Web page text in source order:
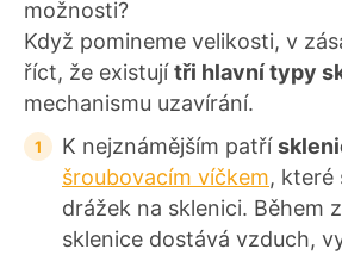
možnosti?
Když pomineme velikosti, v
říct, že existujítři hlavní typy
mechanismu uzavírání.
K nejznámějším patří
šroubovacím víčkem, které
drážek na sklenici. Během
sklenice dostává vzduch,